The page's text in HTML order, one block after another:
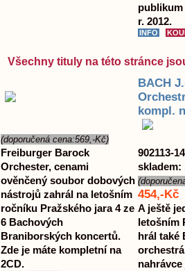
publikum
r. 2012.
Všechny tituly na této stránce
(doporučená cena:569,-Kč)
Freiburger Barock
Orchester, cenami
ověnčený soubor dobových
nástrojů zahrál na letošním
ročníku Pražského jara 4 ze
6 Bachových
Braniborských koncertů.
Zde je máte kompletní na
2CD.
BACH
kompl.
902113-14
skladem:
454,-Kč
A ještě
letošním
hrál také